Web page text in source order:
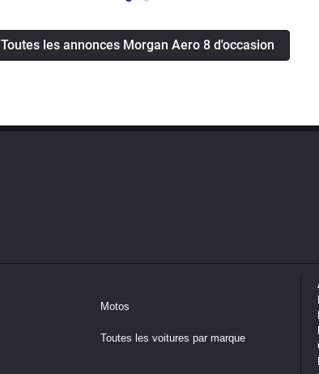
Toutes les annonces Morgan Aero 8 d'occasion
Motos
Toutes les voitures par marque